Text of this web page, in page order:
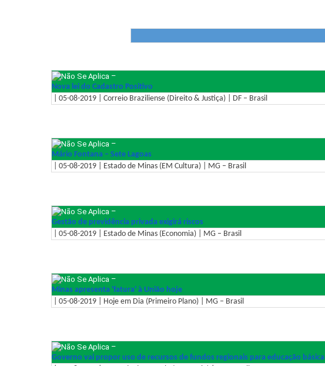
–
Nova lei do Cadastro Positivo
| 05-08-2019 | Correio Braziliense (Direito & Justiça) | DF – Brasil
–
Mário Fontana – Sete Lagoas
| 05-08-2019 | Estado de Minas (EM Cultura) | MG – Brasil
–
Gestão de previdência privada exigirá riscos
| 05-08-2019 | Estado de Minas (Economia) | MG – Brasil
–
Minas apresenta 'fatura' à União hoje
| 05-08-2019 | Hoje em Dia (Primeiro Plano) | MG – Brasil
–
Governo vai propor uso de recursos de fundos regionais para educação básica